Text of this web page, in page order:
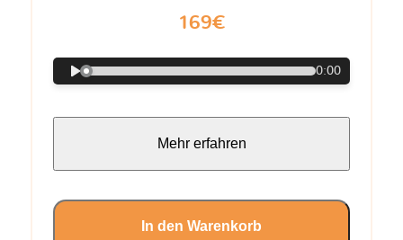
169€
0:00
Mehr erfahren
In den Warenkorb